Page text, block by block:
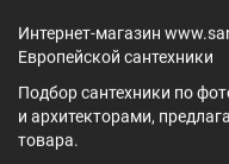
Интернет-магазин
Европейской сантехники
Подбор сантехники по
и архитекторами,
товара.